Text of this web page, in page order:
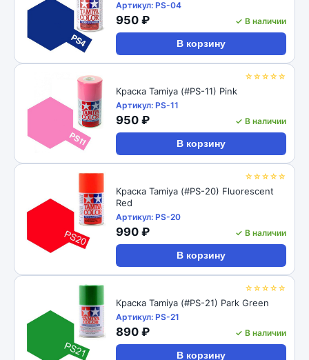
Артикул: PS-04
950 ₽ ✓ В наличии
В корзину
☆☆☆☆☆
Краска Tamiya (#PS-11) Pink
Артикул: PS-11
950 ₽ ✓ В наличии
В корзину
☆☆☆☆☆
Краска Tamiya (#PS-20) Fluorescent
Red
Артикул: PS-20
990 ₽ ✓ В наличии
В корзину
☆☆☆☆☆
Краска Tamiya (#PS-21) Park Green
Артикул: PS-21
890 ₽ ✓ В наличии
В корзину